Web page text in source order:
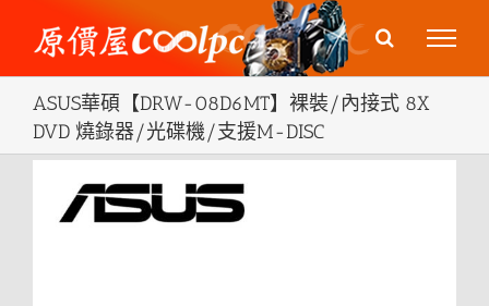
content
ASUS華碩【DRW-08D6MT】裸裝/內接式 8X
DVD 燒錄器/光碟機/支援M-DISC
Larger